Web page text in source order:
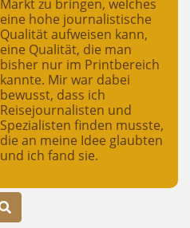
Markt zu bringen, welches
eine hohe journalistische
Qualität aufweisen kann,
eine Qualität, die man
bisher nur im Printbereich
kannte. Mir war dabei
bewusst, dass ich
Reisejournalisten und
Spezialisten finden musste,
die an meine Idee glaubten
und ich fand sie.